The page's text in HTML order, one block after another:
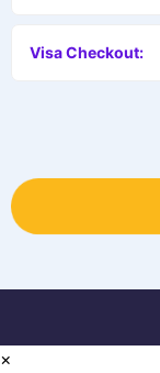
Visa Checkout:
×